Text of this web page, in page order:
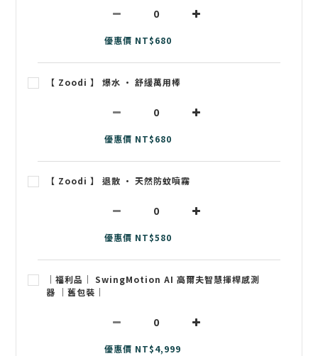
優惠價 NT$680
【 Zoodi 】 爆水 • 舒緩萬用棒
優惠價 NT$680
【 Zoodi 】 退散 • 天然防蚊噴霧
優惠價 NT$580
｜福利品｜ SwingMotion AI 高爾夫智慧揮桿感測
器 ｜舊包裝｜
優惠價 NT$4,999